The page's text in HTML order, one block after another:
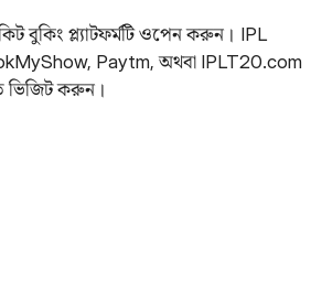
বুকিং প্ল্যাটফর্মটি ওপেন করুন। IPL
Paytm, অথবা IPLT20.com
ভিজিট করুন।